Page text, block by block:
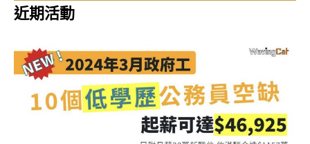
近期活動